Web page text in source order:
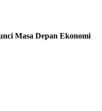
Masa Depan Ekonomi